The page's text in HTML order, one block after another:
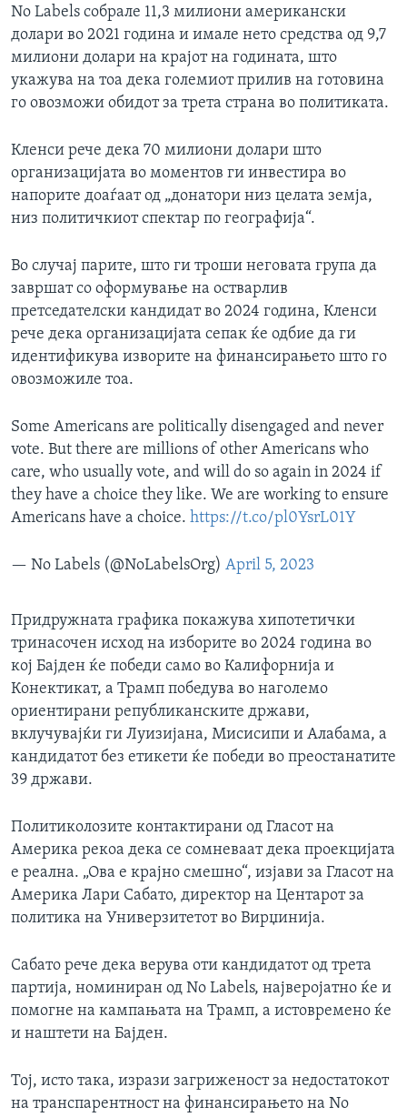
No Labels собрале 11,3 милиони американски
долари во 2021 година и имале нето средства од 9,7
милиони долари на крајот на годината, што
укажува на тоа дека големиот прилив на готовина
го овозможи обидот за трета страна во политиката.
Кленси рече дека 70 милиони долари што
организацијата во моментов ги инвестира во
напорите доаѓаат од „донатори низ целата земја,
низ политичкиот спектар по географија“.
Во случај парите, што ги троши неговата група да
завршат со оформување на остварлив
претседателски кандидат во 2024 година, Кленси
рече дека организацијата сепак ќе одбие да ги
идентификува изворите на финансирањето што го
овозможиле тоа.
Some Americans are politically disengaged and never
vote. But there are millions of other Americans who
care, who usually vote, and will do so again in 2024 if
they have a choice they like. We are working to ensure
Americans have a choice. https://t.co/pl0YsrL01Y
— No Labels (@NoLabelsOrg) April 5, 2023
Придружната графика покажува хипотетички
тринасочен исход на изборите во 2024 година во
кој Бајден ќе победи само во Калифорнија и
Конектикат, а Трамп победува во наголемо
ориентирани републиканските држави,
вклучувајќи ги Луизијана, Мисисипи и Алабама, а
кандидатот без етикети ќе победи во преостанатите
39 држави.
Политиколозите контактирани од Гласот на
Америка рекоа дека се сомневаат дека проекцијата
е реална. „Ова е крајно смешно“, изјави за Гласот на
Америка Лари Сабато, директор на Центарот за
политика на Универзитетот во Вирџинија.
Сабато рече дека верува оти кандидатот од трета
партија, номиниран од No Labels, најверојатно ќе и
помогне на кампањата на Трамп, а истовремено ќе
и наштети на Бајден.
Тој, исто така, изрази загриженост за недостатокот
на транспарентност на финансирањето на No